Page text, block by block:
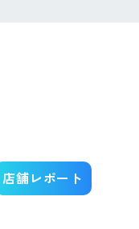
店舗レポート